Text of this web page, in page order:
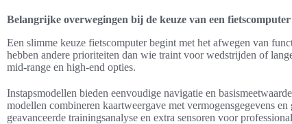
Belangrijke overwegingen bij de keuze van een fietscomputer
Een slimme keuze fietscomputer begint met het afwegen van
hebben andere prioriteiten dan wie traint voor wedstrijden of
mid-range en high-end opties.
Instapsmodellen bieden eenvoudige navigatie en
modellen combineren kaartweergave met vermogensgegevens
geavanceerde trainingsanalyse en extra sensoren voor